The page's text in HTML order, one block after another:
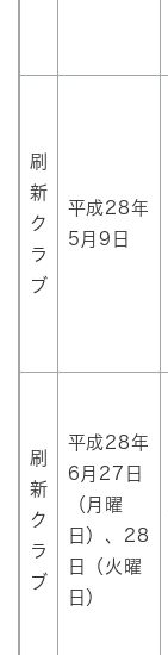
刷
新
ク
ラ
ブ
平成28年
5月9日
刷
新
ク
ラ
ブ
平成28年
6月27日
（月曜
日）、28
日（火曜
日）